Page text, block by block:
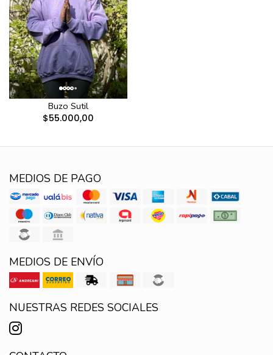
Buzo Sutil
$55.000,00
MEDIOS DE PAGO
MEDIOS DE ENVÍO
NUESTRAS REDES SOCIALES